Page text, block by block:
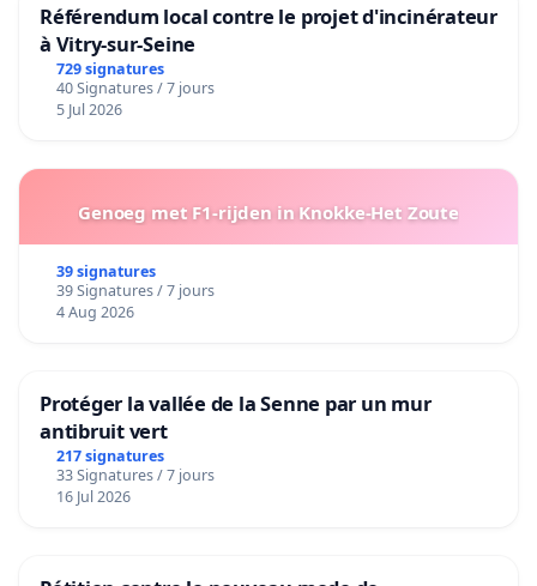
Référendum local contre le projet d'incinérateur
à Vitry-sur-Seine
729 signatures
40 Signatures / 7 jours
5 Jul 2026
Genoeg met F1-rijden in Knokke-Het Zoute
39 signatures
39 Signatures / 7 jours
4 Aug 2026
Protéger la vallée de la Senne par un mur
antibruit vert
217 signatures
33 Signatures / 7 jours
16 Jul 2026